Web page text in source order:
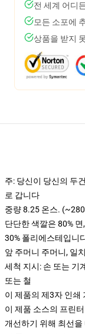
전 세계 어디
모든 소포에
상품을 받지
주: 당신이 당신의 두
로 갑니다
중량 8.25 온스.
단단한 색깔은 80%
30% 폴리에스테입니
앞 주머니 주머니, 일
세척 지시: 손 또는 기
또는 철
이 제품의 제3자 인쇄
이 제품 소스의 프린
개선하기 위해 최선